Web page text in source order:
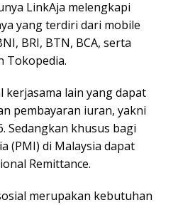
LinkAja melengkapi
yang terdiri dari mobile
BRI, BTN, BCA, serta
Tokopedia.
kerjasama lain yang dapat
pembayaran iuran, yakni
Sedangkan khusus bagi
(PMI) di Malaysia dapat
Remittance.
merupakan kebutuhan